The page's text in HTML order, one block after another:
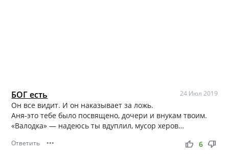
БОГ есть 24 Июл 2019
Он все видит. И он наказывает за ложь.
Аня-это тебе было посвящено, дочери и внукам твоим.
«Валодка» — надеюсь ты вдуплил, мусор херов…
Ответить ••• thumb_up thumb_down
6